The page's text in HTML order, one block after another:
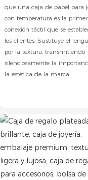
que una caja de papel para
con temperatura es la
conexión táctil que se
los clientes. Sustituye el
por la textura, transmitiendo
silenciosamente la
la estética de la marca.